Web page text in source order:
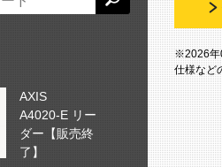
※2026年
仕様など
AXIS
A4020-E リー
ダー【販売終
了】